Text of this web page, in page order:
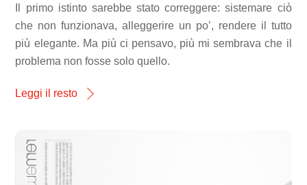
Il primo istinto sarebbe stato correggere: sistemare ciò
che non funzionava, alleggerire un po’, rendere il tutto
più elegante. Ma più ci pensavo, più mi sembrava che il
problema non fosse solo quello.
Leggi il resto